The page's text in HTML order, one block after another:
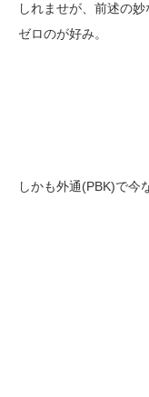
しれませが、前述の
ゼロのが好み。
しかも外通(PBK)で今